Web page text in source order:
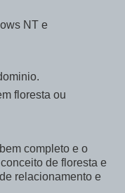
NT e
floresta ou
completo e o
de floresta e
relacionamento e